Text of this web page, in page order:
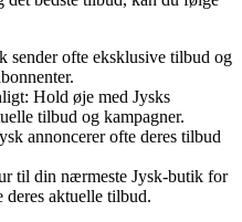
sender ofte eksklusive tilbud og
Hold øje med Jysks
tilbud og kampagner.
annoncerer ofte deres tilbud
til din nærmeste Jysk-butik for
deres aktuelle tilbud.